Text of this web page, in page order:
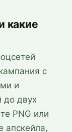
какие
с
и
до двух
PNG или
апскейла,